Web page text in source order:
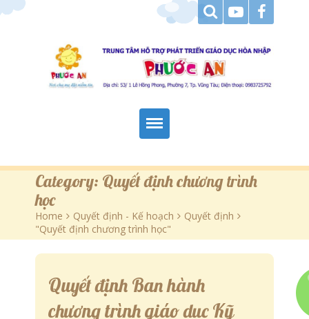
Trang Chủ
Hoạt Động
Góc Báo Chí
Category: Quyết định chương trình
học
Home > Quyết định - Kế hoạch > Quyết định >
"Quyết định chương trình học"
Quyết định Ban hành
chương trình giáo dục Kỹ